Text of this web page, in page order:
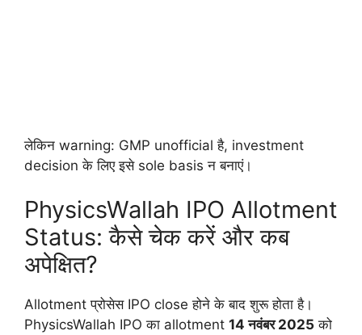
लेकिन warning: GMP unofficial है, investment
decision के लिए इसे sole basis न बनाएं।
PhysicsWallah IPO Allotment
Status: कैसे चेक करें और कब
अपेक्षित?
Allotment प्रोसेस IPO close होने के बाद शुरू होता है।
PhysicsWallah IPO का allotment 14 नवंबर 2025 को